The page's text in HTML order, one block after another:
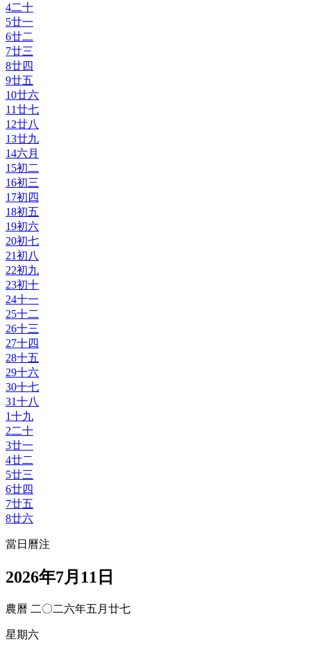
4二十
5廿一
6廿二
7廿三
8廿四
9廿五
10廿六
11廿七
12廿八
13廿九
14六月
15初二
16初三
17初四
18初五
19初六
20初七
21初八
22初九
23初十
24十一
25十二
26十三
27十四
28十五
29十六
30十七
31十八
1十九
2二十
3廿一
4廿二
5廿三
6廿四
7廿五
8廿六
當日曆注
2026年7月11日
農曆 二〇二六年五月廿七
星期六